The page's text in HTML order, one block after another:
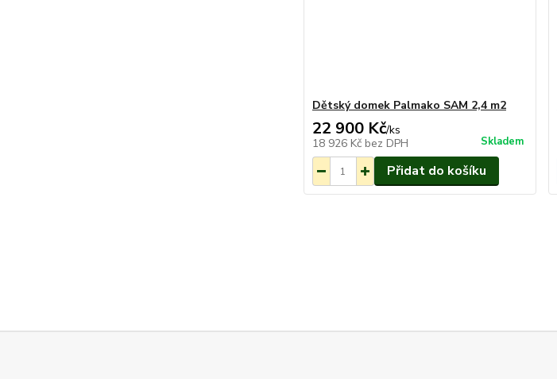
Dětský domek Palmako SAM 2,4 m2
22 900 Kč/ks
18 926 Kč bez DPH Skladem
Přidat do košíku